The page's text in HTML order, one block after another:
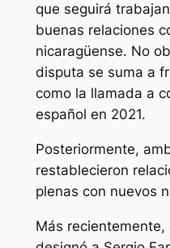
que seguirá
buenas relaciones
nicaragüense. No
disputa se suma a
como la llamada a
español en 2021.
Posteriormente,
restablecieron
plenas con nuevos
Más recientemente,